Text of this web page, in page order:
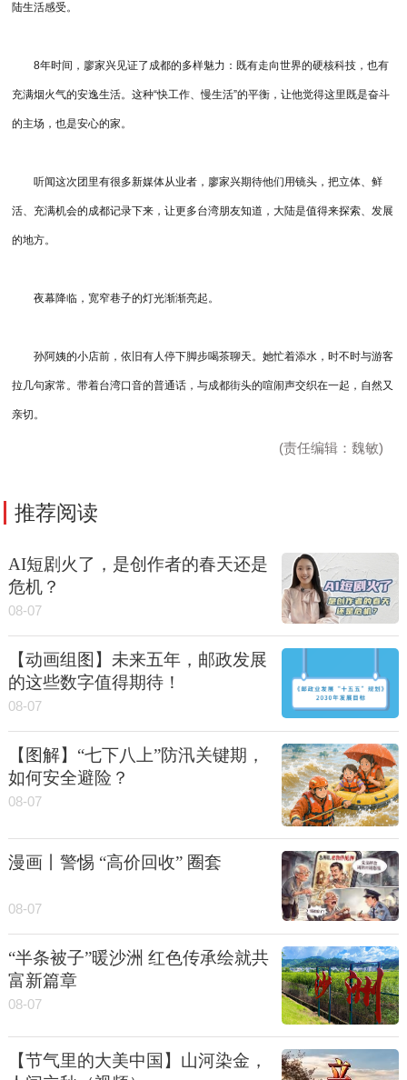
陆生活感受。
8年时间，廖家兴见证了成都的多样魅力：既有走向世界的硬核科技，也有
充满烟火气的安逸生活。这种“快工作、慢生活”的平衡，让他觉得这里既是奋斗
的主场，也是安心的家。
听闻这次团里有很多新媒体从业者，廖家兴期待他们用镜头，把立体、鲜
活、充满机会的成都记录下来，让更多台湾朋友知道，大陆是值得来探索、发展
的地方。
夜幕降临，宽窄巷子的灯光渐渐亮起。
孙阿姨的小店前，依旧有人停下脚步喝茶聊天。她忙着添水，时不时与游客
拉几句家常。带着台湾口音的普通话，与成都街头的喧闹声交织在一起，自然又
亲切。
(责任编辑：魏敏)
推荐阅读
AI短剧火了，是创作者的春天还是
危机？
08-07
【动画组图】未来五年，邮政发展
的这些数字值得期待！
08-07
【图解】“七下八上”防汛关键期，
如何安全避险？
08-07
漫画丨警惕 “高价回收” 圈套
08-07
“半条被子”暖沙洲 红色传承绘就共
富新篇章
08-07
【节气里的大美中国】山河染金，